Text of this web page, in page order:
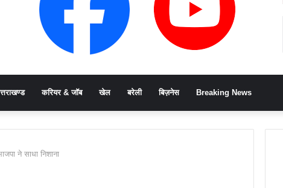
करियर & जॉब खेल बरेली बिज़नेस Breaking News
ने साधा निशाना